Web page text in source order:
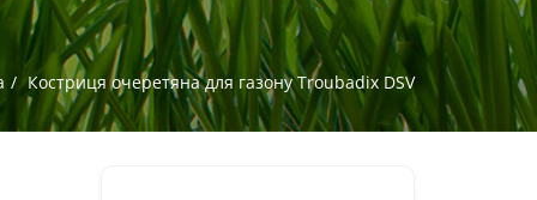
Костриця очеретяна для газону Troubadix DSV